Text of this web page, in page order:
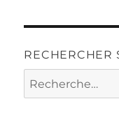
RECHERCHER
Recherche
pour :